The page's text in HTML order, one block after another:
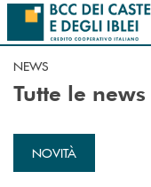
Salta al contenuto principale
NEWS
Tutte le news
NOVITÀ